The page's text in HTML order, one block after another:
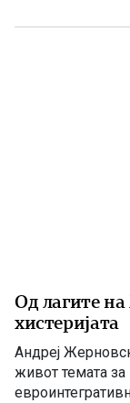
министер за
Од лагите
хистеријата
Андреј
живот темата за